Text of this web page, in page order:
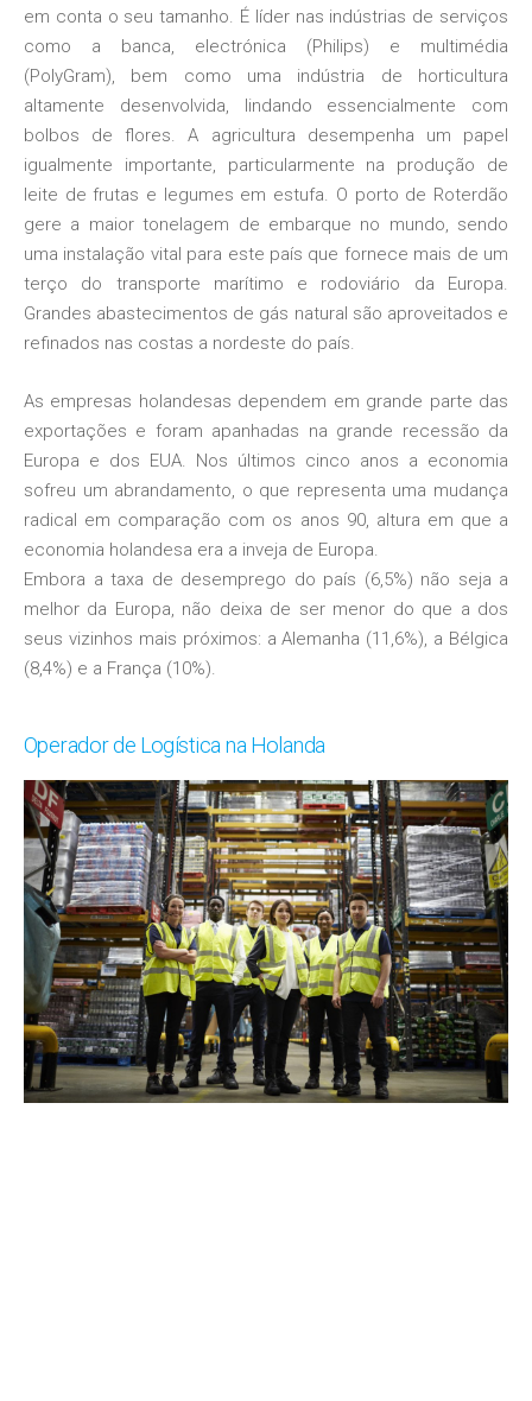
em conta o seu tamanho. É líder nas indústrias de serviços
como a banca, electrónica (Philips) e multimédia
(PolyGram), bem como uma indústria de horticultura
altamente desenvolvida, lindando essencialmente com
bolbos de flores. A agricultura desempenha um papel
igualmente importante, particularmente na produção de
leite de frutas e legumes em estufa. O porto de Roterdão
gere a maior tonelagem de embarque no mundo, sendo
uma instalação vital para este país que fornece mais de um
terço do transporte marítimo e rodoviário da Europa.
Grandes abastecimentos de gás natural são aproveitados e
refinados nas costas a nordeste do país.
As empresas holandesas dependem em grande parte das
exportações e foram apanhadas na grande recessão da
Europa e dos EUA. Nos últimos cinco anos a economia
sofreu um abrandamento, o que representa uma mudança
radical em comparação com os anos 90, altura em que a
economia holandesa era a inveja de Europa.
Embora a taxa de desemprego do país (6,5%) não seja a
melhor da Europa, não deixa de ser menor do que a dos
seus vizinhos mais próximos: a Alemanha (11,6%), a Bélgica
(8,4%) e a França (10%).
Operador de Logística na Holanda